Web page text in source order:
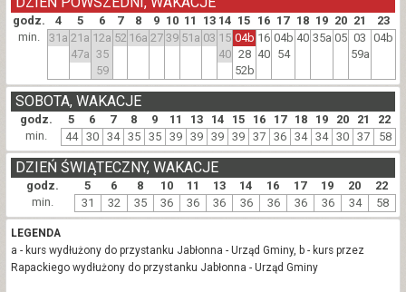
godz. 4 5 6 7 8 9 10 11 13 14 15 16 17 18 19 20 21 23
min. 31a 21a
47a
12a
35
59
52 16a 27 39 51a 03 15
40
04b
28
52b
16
40
04b
54
40 35a 05 03
59a
04b
godz. 5 6 7 8 9 11 13 14 15 16 17 18 19 20 21 22
SOBOTA, WAKACJE
min. 44 30 34 35 35 39 39 39 39 37 36 34 34 30 37 58
godz. 5 6 8 10 11 13 14 16 17 19 20 22
DZIEŃ ŚWIĄTECZNY, WAKACJE
min. 31 32 35 36 36 36 36 36 36 36 34 58
LEGENDA
a - kurs wydłużony do przystanku Jabłonna - Urząd Gminy, b - kurs przez
Rapackiego wydłużony do przystanku Jabłonna - Urząd Gminy